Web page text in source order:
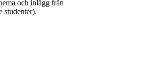
och inlägg från
studenter).